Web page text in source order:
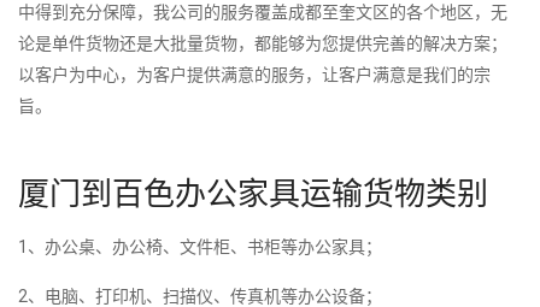
中得到充分保障，我公司的服务覆盖成都至奎文区的各个地区，无
论是单件货物还是大批量货物，都能够为您提供完善的解决方案；
以客户为中心，为客户提供满意的服务，让客户满意是我们的宗
旨。
厦门到百色办公家具运输货物类别
1、办公桌、办公椅、文件柜、书柜等办公家具；
2、电脑、打印机、扫描仪、传真机等办公设备；